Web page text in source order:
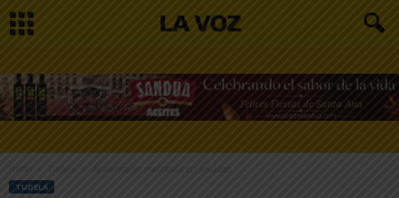
Inicio Tudela Alumnos de matrícula en Jesuitas
TUDELA